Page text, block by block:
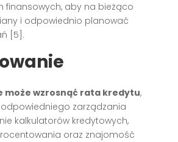
finansowych, aby na bieżąco
i odpowiednio planować
[5].
może wzrosnąć rata kredytu,
zarządzania
kalkulatorów kredytowych,
oraz znajomość